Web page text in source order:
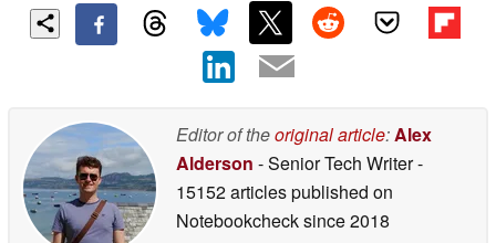
Editor of theoriginal article:Alex
Alderson - Senior Tech Writer-
15152 articles published on
Notebookchecksince 2018